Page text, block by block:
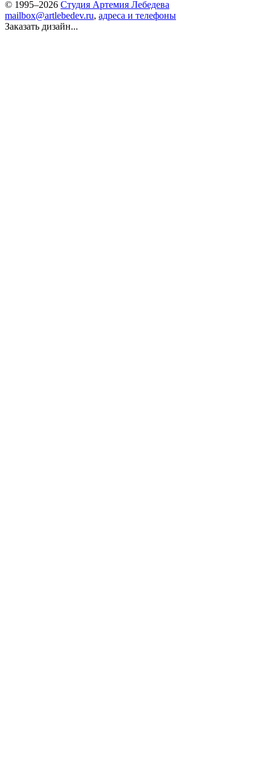
© 1995–2026 Студия Артемия Лебедева
mailbox@artlebedev.ru, адреса и телефоны
Заказать дизайн...